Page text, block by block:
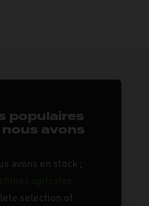
populaires
avons
avons en stock ;
selection of